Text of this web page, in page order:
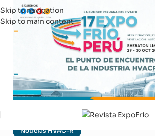
Skip to navigation
Skip to main content
Noticias HVAC-R